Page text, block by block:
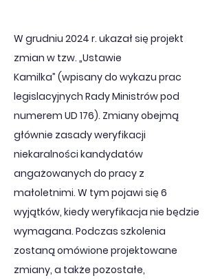
W grudniu 2024 r. ukazał się projekt
zmian w tzw. „Ustawie
Kamilka” (wpisany do wykazu prac
legislacyjnych Rady Ministrów pod
numerem UD 176). Zmiany obejmą
głównie zasady weryfikacji
niekaralności kandydatów
angażowanych do pracy z
małoletnimi. W tym pojawi się 6
wyjątków, kiedy weryfikacja nie będzie
wymagana. Podczas szkolenia
zostaną omówione projektowane
zmiany, a także pozostałe,